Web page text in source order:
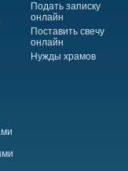
Подать записку
онлайн
Поставить свечу
онлайн
Нужды храмов